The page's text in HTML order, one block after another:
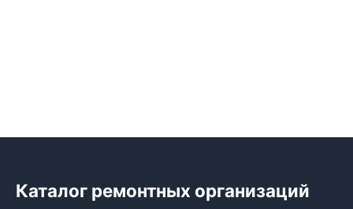
Каталог ремонтных организаций